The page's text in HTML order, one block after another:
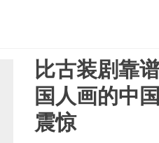
比古装剧靠
国人画的中
震惊